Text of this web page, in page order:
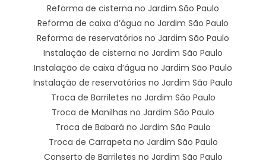
Reforma de cisterna no Jardim São Paulo
Reforma de caixa d’água no Jardim São Paulo
Reforma de reservatórios no Jardim São Paulo
Instalação de cisterna no Jardim São Paulo
Instalação de caixa d’água no Jardim São Paulo
Instalação de reservatórios no Jardim São Paulo
Troca de Barriletes no Jardim São Paulo
Troca de Manilhas no Jardim São Paulo
Troca de Babará no Jardim São Paulo
Troca de Carrapeta no Jardim São Paulo
Conserto de Barriletes no Jardim São Paulo